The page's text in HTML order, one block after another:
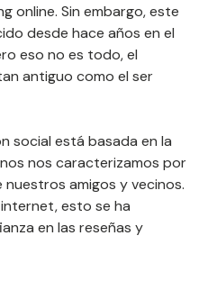
online. Sin embargo, este
desde hace años en el
eso no es todo, el
antiguo como el ser
social está basada en la
nos caracterizamos por
amigos y vecinos.
esto se ha
en las reseñas y